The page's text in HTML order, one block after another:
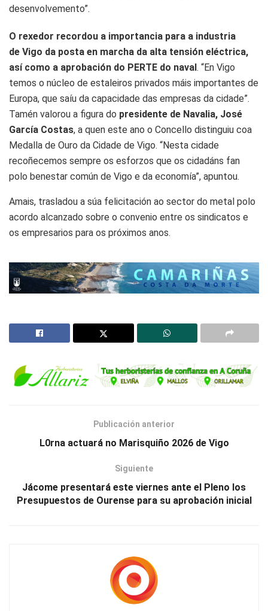
desenvolvemento”.
O rexedor recordou a importancia para a industria
de Vigo da posta en marcha da alta tensión eléctrica,
así como a aprobación do PERTE do naval . “En Vigo
temos o núcleo de estaleiros privados máis importantes de
Europa, que saíu da capacidade das empresas da cidade”.
Tamén valorou a figura do presidente de Navalia, José
García Costas, a quen este ano o Concello distinguiu coa
Medalla de Ouro da Cidade de Vigo. “Nesta cidade
recoñecemos sempre os esforzos que os cidadáns fan
polo benestar común de Vigo e da economía”, apuntou.
Amais, trasladou a súa felicitación ao sector do metal polo
acordo alcanzado sobre o convenio entre os sindicatos e
os empresarios para os próximos anos.
Publicación anterior
L0rna actuará no Marisquiño 2026 de Vigo
Siguiente
Jácome presentará este viernes ante el Pleno los
Presupuestos de Ourense para su aprobación inicial